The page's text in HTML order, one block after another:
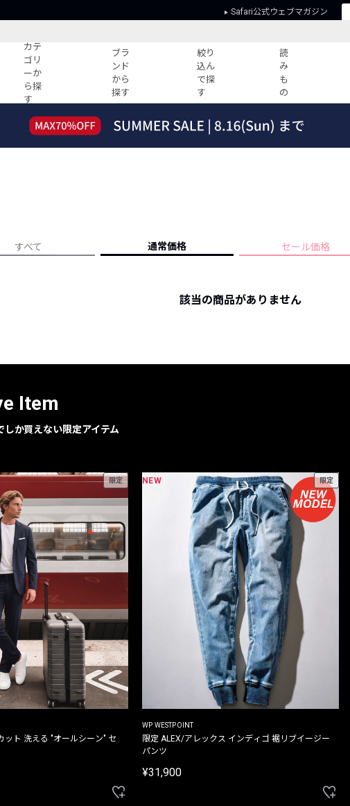
Safari公式ウェブマガジン
カテ
ゴリ
ーか
ら探
す
ブラ
ンド
から
探す
絞り
込ん
で探
す
読
み
も
の
すべての記事
人気記事ランキング
フォーカスブランド
プライバシーポリシー
すべて 通常価格 セール価格
該当の商品がありません
Item
か買えない限定アイテム
限定
ット 洗える "オールシーン" セ
NEW 限定
WP WESTPOINT
限定 ALEX/アレックス インディゴ 裾リブイージー
パンツ
¥31,900